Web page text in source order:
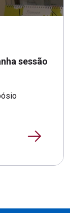
sessão